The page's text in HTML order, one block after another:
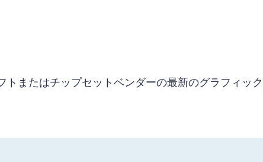
またはチップセットベンダーの最新のグラフィッ